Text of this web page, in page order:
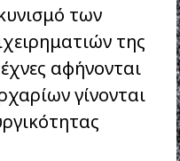
των
της
αφήνονται
γίνονται